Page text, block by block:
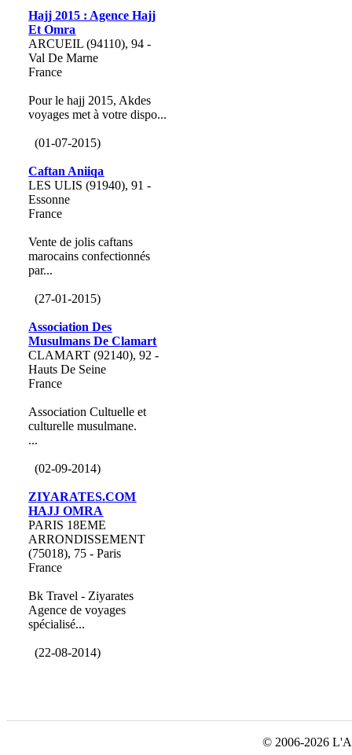
Hajj 2015 : Agence Hajj
Et Omra
ARCUEIL (94110), 94 -
Val De Marne
France
Pour le hajj 2015, Akdes
voyages met à votre dispo...
(01-07-2015)
Caftan Aniiqa
LES ULIS (91940), 91 -
Essonne
France
Vente de jolis caftans
marocains confectionnés
par...
(27-01-2015)
Association Des
Musulmans De Clamart
CLAMART (92140), 92 -
Hauts De Seine
France
Association Cultuelle et
culturelle musulmane.
...
(02-09-2014)
ZIYARATES.COM
HAJJ OMRA
PARIS 18EME
ARRONDISSEMENT
(75018), 75 - Paris
France
Bk Travel - Ziyarates
Agence de voyages
spécialisé...
(22-08-2014)
© 2006-2026